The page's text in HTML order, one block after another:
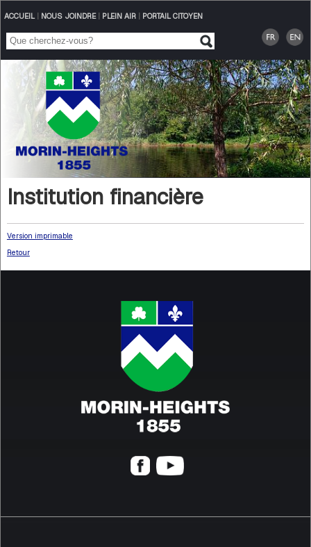
ACCUEIL| NOUS JOINDRE| PLEIN AIR| PORTAIL CITOYEN
Institution financière
Version imprimable
Retour